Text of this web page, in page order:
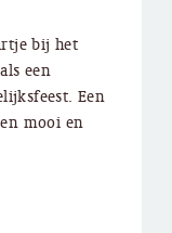
bij het
een
Een
mooi en